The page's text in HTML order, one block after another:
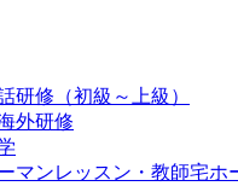
研修（初級～上級）
外研修
マンレッスン・教師宅ホ